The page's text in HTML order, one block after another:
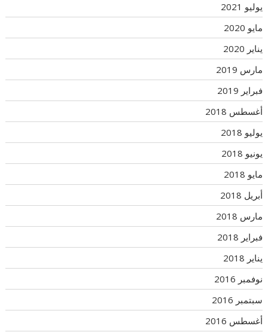
يوليو 2021
مايو 2020
يناير 2020
مارس 2019
فبراير 2019
أغسطس 2018
يوليو 2018
يونيو 2018
مايو 2018
أبريل 2018
مارس 2018
فبراير 2018
يناير 2018
نوفمبر 2016
سبتمبر 2016
أغسطس 2016